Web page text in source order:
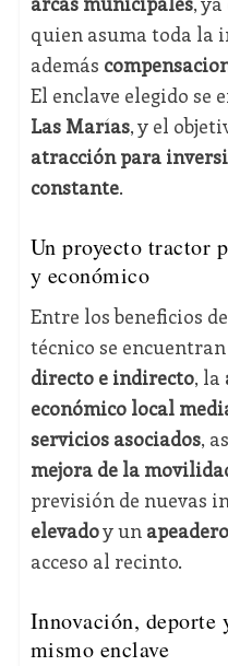
quien asuma toda la
además
El enclave elegido se
Las Marías, y el
atracción para
constante.
Un proyecto tractor
y económico
Entre los beneficios
técnico se
directo e indirecto, la
económico local
servicios asociados,
mejora de la
previsión de nuevas
elevadoy un
acceso al recinto.
Innovación, deporte
mismo enclave